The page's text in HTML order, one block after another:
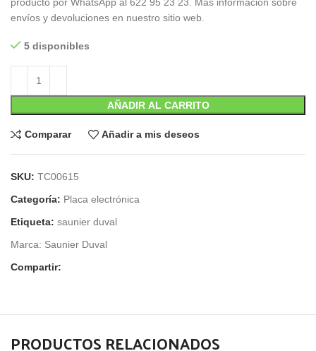
envíos y devoluciones en nuestro sitio web.
5 disponibles
AÑADIR AL CARRITO
Comparar Añadir a mis deseos
SKU: TC00615
Categoría: Placa electrónica
Etiqueta: saunier duval
Marca: Saunier Duval
Compartir:
PRODUCTOS RELACIONADOS